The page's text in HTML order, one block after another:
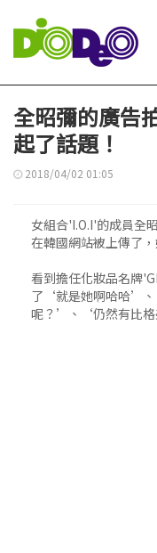
全昭彌的廣告
起了話題！
2018/04/02 01:05
女組合'I.O.I'的成員全
在韓國網站被上傳了
看到擔任化妝品名牌
了‘就是她啊哈哈’、
呢？’、‘仍然有比格